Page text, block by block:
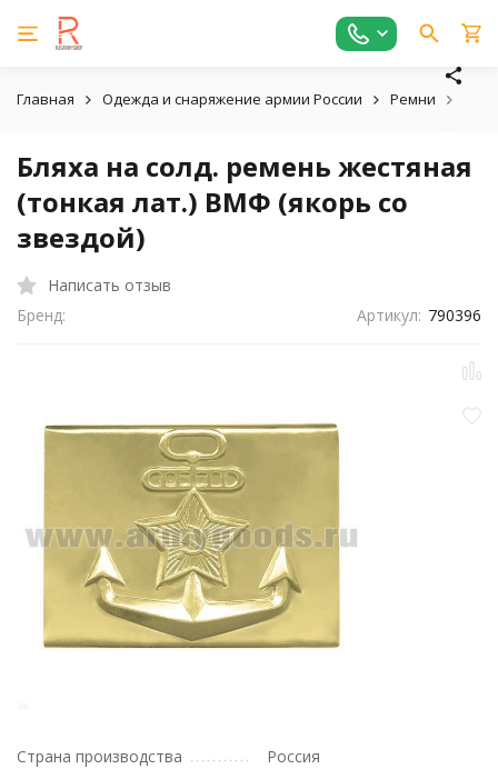
Главная Одежда и снаряжение армии России Ремни
Бляха на солд. ремень жестяная
(тонкая лат.) ВМФ (якорь со
звездой)
Написать отзыв
Бренд:
Артикул: 790396
Страна производства Россия